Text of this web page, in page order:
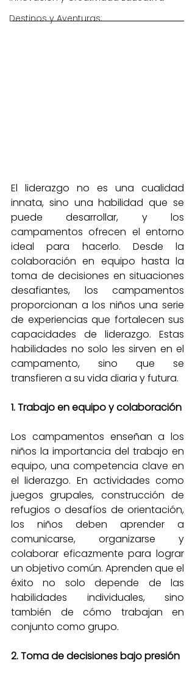
Destinos y Aventuras:
El liderazgo no es una cualidad
innata, sino una habilidad que se
puede desarrollar, y los
campamentos ofrecen el entorno
ideal para hacerlo. Desde la
colaboración en equipo hasta la
toma de decisiones en situaciones
desafiantes, los campamentos
proporcionan a los niños una serie
de experiencias que fortalecen sus
capacidades de liderazgo. Estas
habilidades no solo les sirven en el
campamento, sino que se
transfieren a su vida diaria y futura.
1. Trabajo en equipo y colaboración
Los campamentos enseñan a los
niños la importancia del trabajo en
equipo, una competencia clave en
el liderazgo. En actividades como
juegos grupales, construcción de
refugios o desafíos de orientación,
los niños deben aprender a
comunicarse, organizarse y
colaborar eficazmente para lograr
un objetivo común. Aprenden que el
éxito no solo depende de las
habilidades individuales, sino
también de cómo trabajan en
conjunto como grupo.
2. Toma de decisiones bajo presión